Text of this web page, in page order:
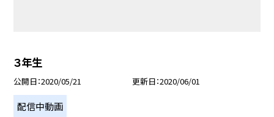
３年生
公開日 2020/05/21 更新日 2020/06/01
配信中動画